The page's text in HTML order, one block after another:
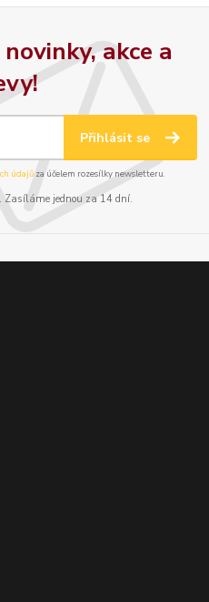
akce a
Přihlásit se
údajůza účelem rozesílky newsletteru.
Zasíláme jednou za 14 dní.